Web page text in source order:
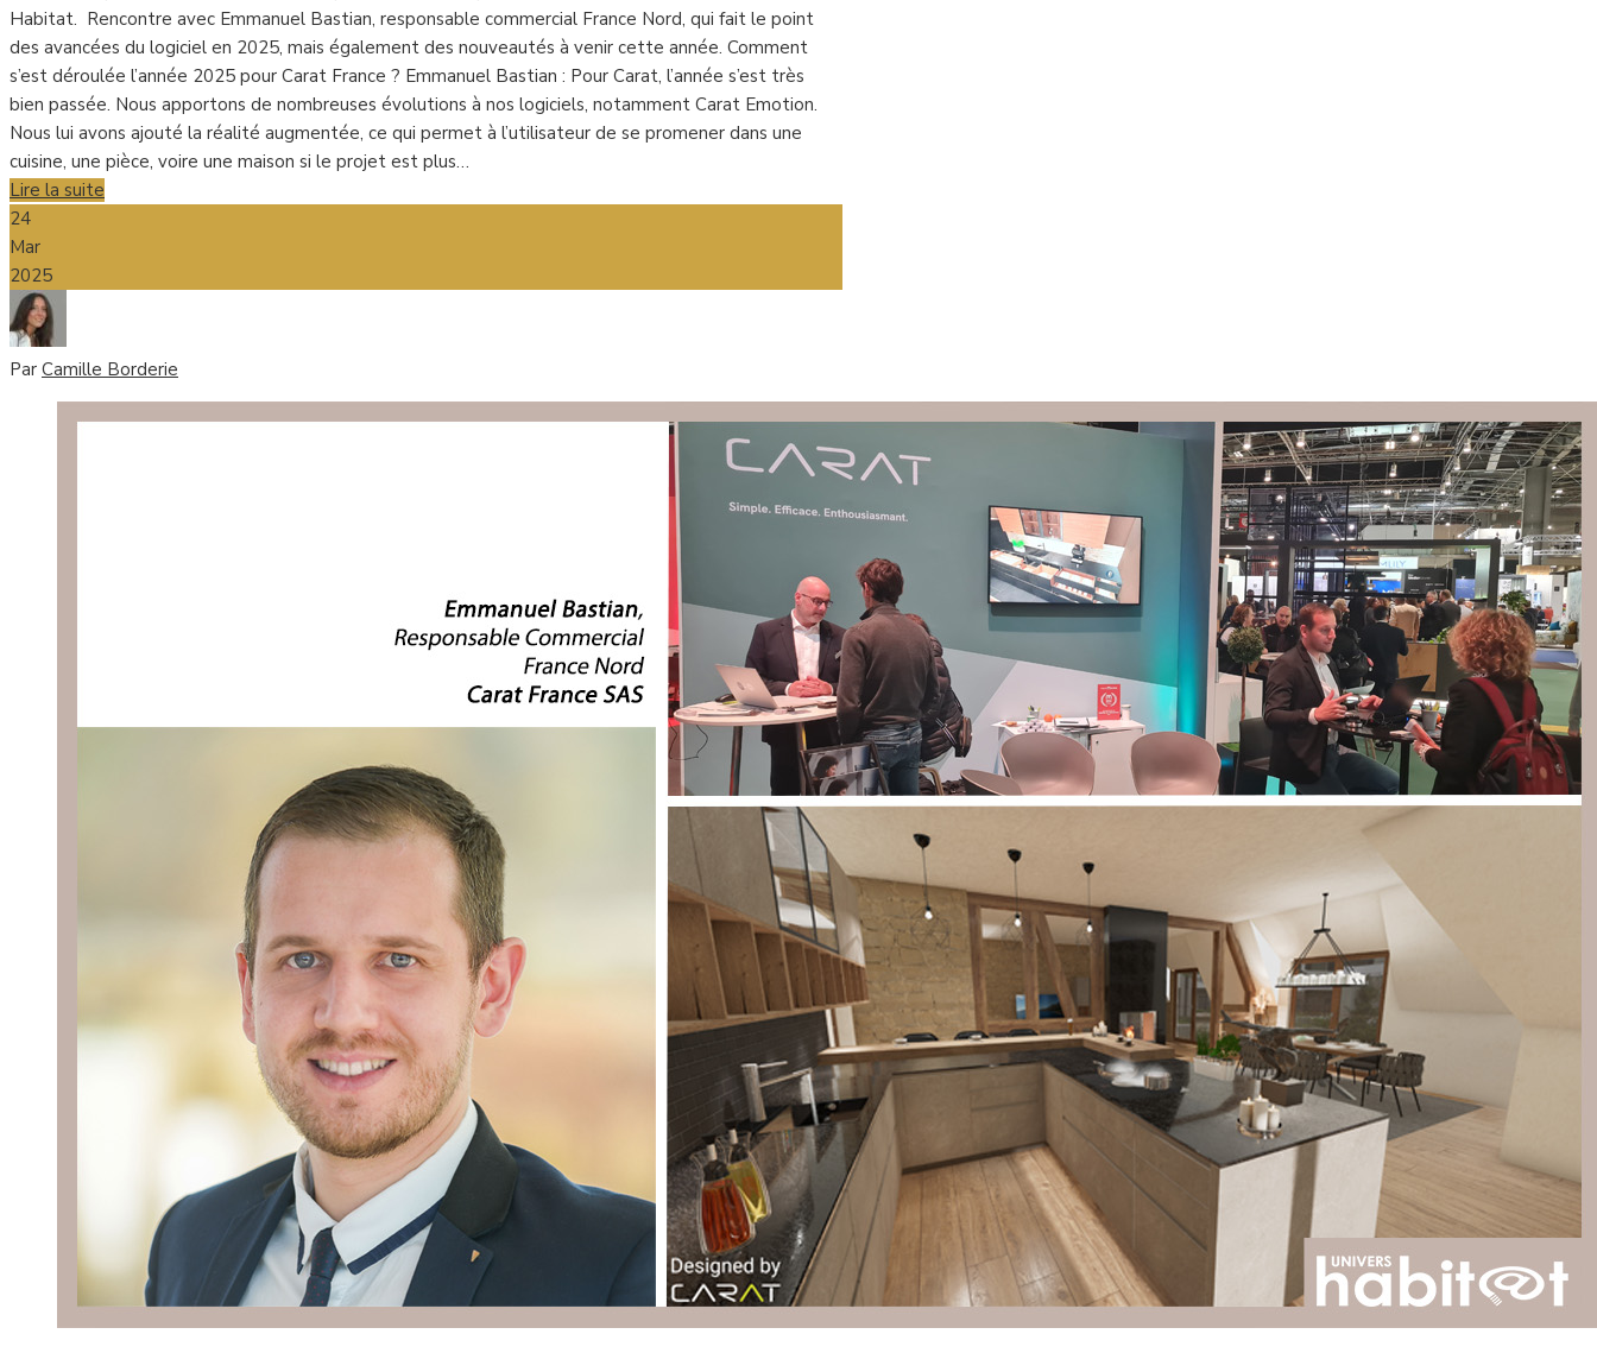
Habitat. Rencontre avec Emmanuel Bastian, responsable commercial France Nord, qui fait le point
des avancées du logiciel en 2025, mais également des nouveautés à venir cette année. Comment
s’est déroulée l’année 2025 pour Carat France ? Emmanuel Bastian : Pour Carat, l’année s’est très
bien passée. Nous apportons de nombreuses évolutions à nos logiciels, notamment Carat Emotion.
Nous lui avons ajouté la réalité augmentée, ce qui permet à l’utilisateur de se promener dans une
cuisine, une pièce, voire une maison si le projet est plus…
Lire la suite
24
Mar
2025
Par Camille Borderie